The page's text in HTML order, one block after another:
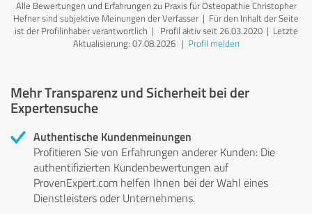
Alle Bewertungen und Erfahrungen zu Praxis für Osteopathie Christopher
Hefner sind subjektive Meinungen der Verfasser | Für den Inhalt der Seite
ist der Profilinhaber verantwortlich | Profil aktiv seit 26.03.2020 | Letzte
Aktualisierung: 07.08.2026| Profil melden
Mehr Transparenz und Sicherheit bei der
Expertensuche
Authentische Kundenmeinungen
Profitieren Sie von Erfahrungen anderer Kunden: Die
authentifizierten Kundenbewertungen auf
ProvenExpert.com helfen Ihnen bei der Wahl eines
Dienstleisters oder Unternehmens.